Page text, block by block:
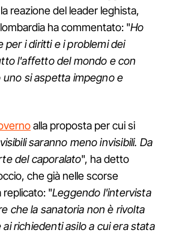
reazione del leader leghista,
ha commentato: "Ho
i diritti e i problemi dei
l'affetto del mondo e con
si aspetta impegno e
alla proposta per cui si
saranno meno invisibili. Da
del caporalato", ha detto
che già nelle scorse
replicato: "Leggendo l'intervista
che la sanatoria non è rivolta
richiedenti asilo a cui era stata